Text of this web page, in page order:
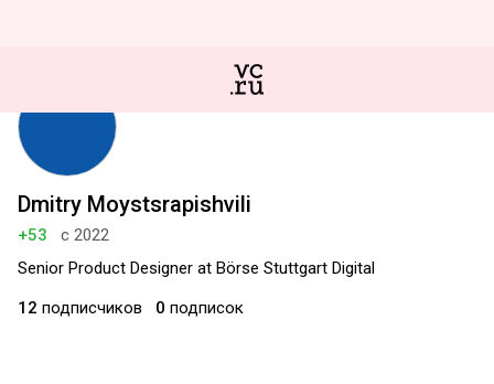
Dmitry Moystsrapishvili
+53
с 2022
Senior Product Designer at Börse Stuttgart Digital
12 подписчиков 0 подписок